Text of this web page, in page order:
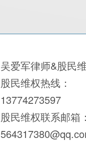
吴爱军律师&股民
股民维权热线：
13774273597
股民维权联系邮箱